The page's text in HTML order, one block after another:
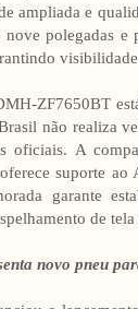
ampliada e
nove polegadas e
ZF7650BT
não realiza
oficiais. A
suporte
garante
de
novo pneu